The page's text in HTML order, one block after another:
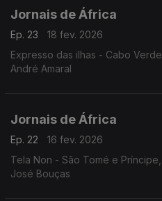
Jornais de África
Ep. 23
18 fev. 2026
Expresso das ilhas - Cabo Verde,
André Amaral
Jornais de África
Ep. 22
16 fev. 2026
Tela Non - São Tomé e Príncipe,
José Bouças